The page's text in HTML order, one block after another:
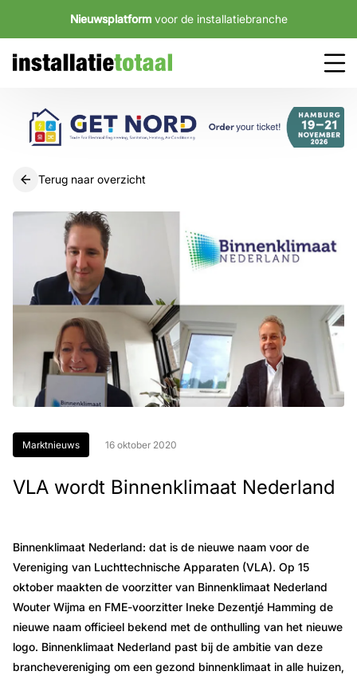
Nieuwsplatform voor de installatiebranche
Terug naar overzicht
Marktnieuws 16 oktober 2020
VLA wordt Binnenklimaat Nederland
Binnenklimaat Nederland: dat is de nieuwe naam voor de
Vereniging van Luchttechnische Apparaten (VLA). Op 15
oktober maakten de voorzitter van Binnenklimaat Nederland
Wouter Wijma en FME-voorzitter Ineke Dezentjé Hamming de
nieuwe naam officieel bekend met de onthulling van het nieuwe
logo. Binnenklimaat Nederland past bij de ambitie van deze
branchevereniging om een gezond binnenklimaat in alle huizen,